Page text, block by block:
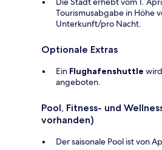
Tourismusabgabe in Höhe
Unterkunft/pro Nacht.
Optionale Extras
Ein Flughafenshuttle
angeboten.
Pool, Fitness- und
vorhanden)
Der saisonale Pool ist von